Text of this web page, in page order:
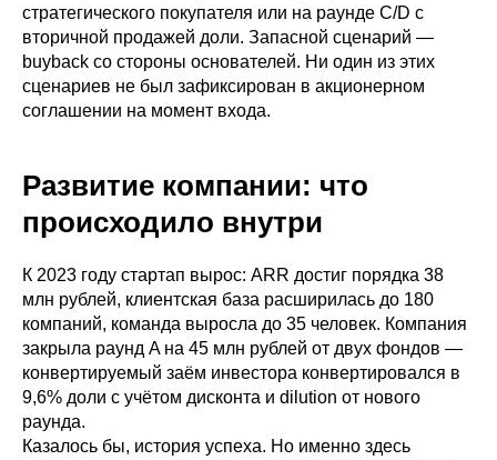
стратегического покупателя или на раунде C/D с
вторичной продажей доли. Запасной сценарий —
buyback со стороны основателей. Ни один из этих
сценариев не был зафиксирован в акционерном
соглашении на момент входа.
Развитие компании: что
происходило внутри
К 2023 году стартап вырос: ARR достиг порядка 38
млн рублей, клиентская база расширилась до 180
компаний, команда выросла до 35 человек. Компания
закрыла раунд A на 45 млн рублей от двух фондов —
конвертируемый заём инвестора конвертировался в
9,6% доли с учётом дисконта и dilution от нового
раунда.
Казалось бы, история успеха. Но именно здесь